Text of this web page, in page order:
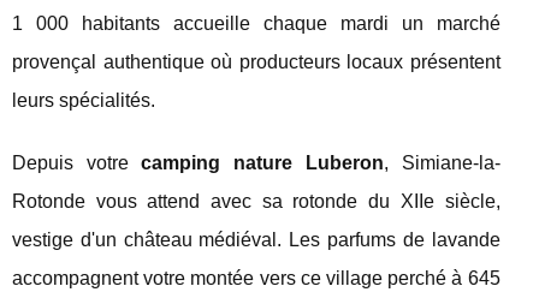
1 000 habitants accueille chaque mardi un marché
provençal authentique où producteurs locaux présentent
leurs spécialités.
Depuis votrecamping nature Luberon, Simiane-la-
Rotonde vous attend avec sa rotonde du XIIe siècle,
vestige d'un château médiéval. Les parfums de lavande
accompagnent votre montée vers ce village perché à 645